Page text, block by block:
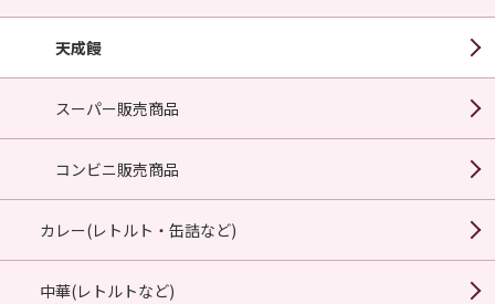
天成饅
スーパー販売商品
コンビニ販売商品
カレー(レトルト・缶詰など)
中華(レトルトなど)